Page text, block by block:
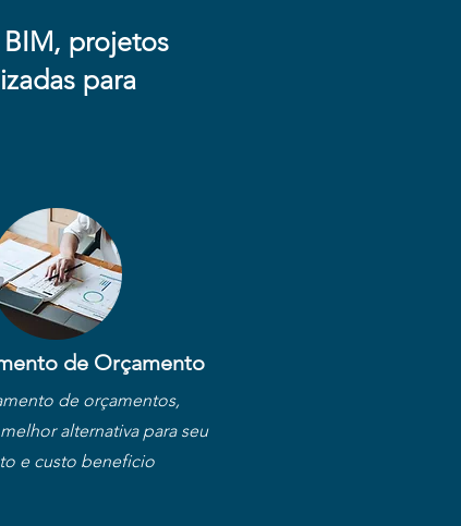
projetos
para
de Orçamento
de orçamentos,
alternativa para seu
e custo beneficio